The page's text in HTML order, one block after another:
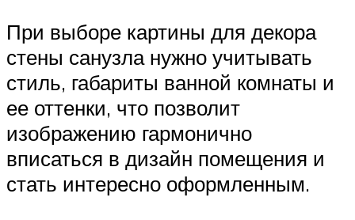
При выборе картины для декора
стены санузла нужно учитывать
стиль, габариты ванной комнаты и
ее оттенки, что позволит
изображению гармонично
вписаться в дизайн помещения и
стать интересно оформленным.